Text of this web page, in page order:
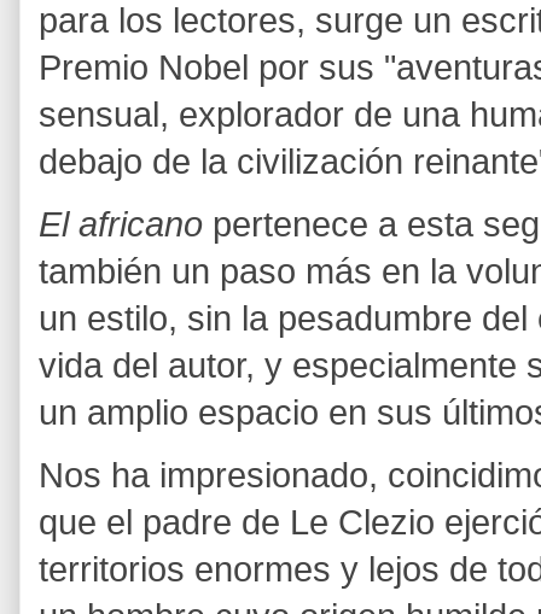
para los lectores, surge un
Premio Nobel por sus
sensual, explorador de una
debajo de la civilización
El africano pertenece a esta
también un paso más en la
un estilo, sin la pesadumbre
vida del autor, y especialmente
un amplio espacio en sus
Nos ha impresionado,
que el padre de Le Clezio
territorios enormes y lejos de